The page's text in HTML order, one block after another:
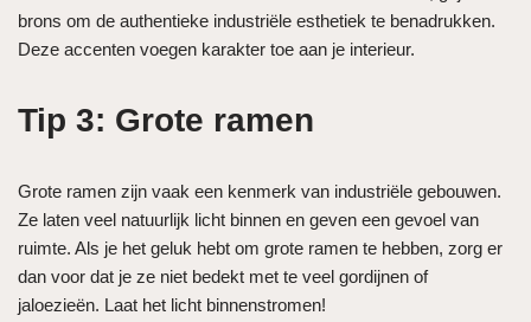
brons om de authentieke industriële esthetiek te benadrukken.
Deze accenten voegen karakter toe aan je interieur.
Tip 3: Grote ramen
Grote ramen zijn vaak een kenmerk van industriële gebouwen.
Ze laten veel natuurlijk licht binnen en geven een gevoel van
ruimte. Als je het geluk hebt om grote ramen te hebben, zorg er
dan voor dat je ze niet bedekt met te veel gordijnen of
jaloezieën. Laat het licht binnenstromen!